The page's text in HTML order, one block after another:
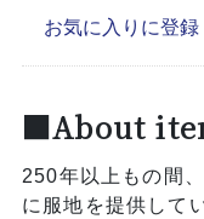
お気に入りに登録
■About
250年以上もの間
に服地を提供して